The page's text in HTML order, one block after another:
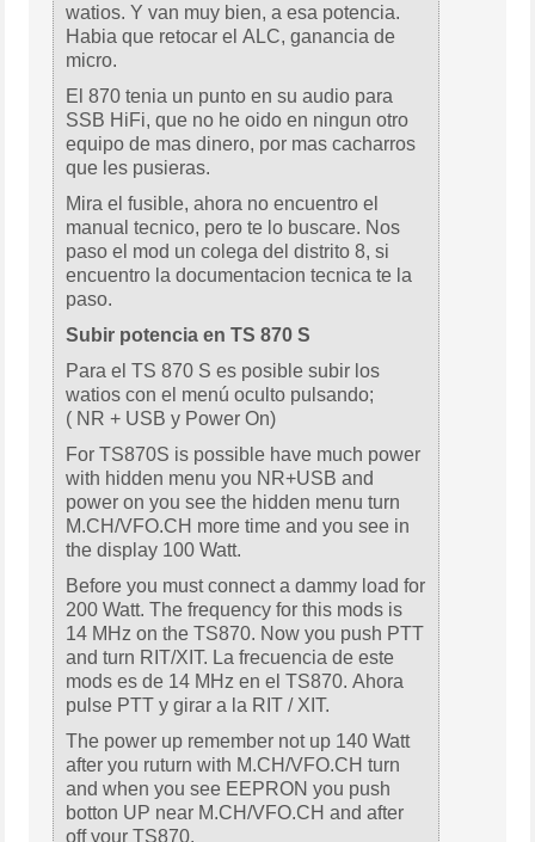
watios. Y van muy bien, a esa potencia.
Habia que retocar el ALC, ganancia de
micro.
El 870 tenia un punto en su audio para
SSB HiFi, que no he oido en ningun otro
equipo de mas dinero, por mas cacharros
que les pusieras.
Mira el fusible, ahora no encuentro el
manual tecnico, pero te lo buscare. Nos
paso el mod un colega del distrito 8, si
encuentro la documentacion tecnica te la
paso.
Subir potencia en TS 870 S
Para el TS 870 S es posible subir los
watios con el menú oculto pulsando;
( NR + USB y Power On)
For TS870S is possible have much power
with hidden menu you NR+USB and
power on you see the hidden menu turn
M.CH/VFO.CH more time and you see in
the display 100 Watt.
Before you must connect a dammy load for
200 Watt. The frequency for this mods is
14 MHz on the TS870. Now you push PTT
and turn RIT/XIT. La frecuencia de este
mods es de 14 MHz en el TS870. Ahora
pulse PTT y girar a la RIT / XIT.
The power up remember not up 140 Watt
after you ruturn with M.CH/VFO.CH turn
and when you see EEPRON you push
botton UP near M.CH/VFO.CH and after
off your TS870.